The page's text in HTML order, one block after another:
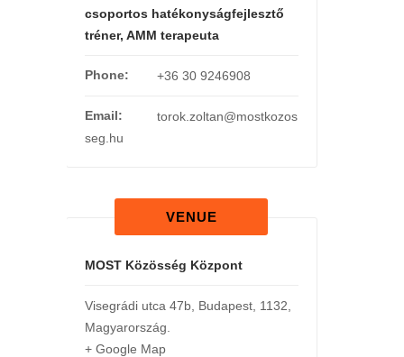
csoportos hatékonyságfejlesztő
tréner, AMM terapeuta
Phone: +36 30 9246908
Email:
torok.zoltan@mostkozos
seg.hu
VENUE
MOST Közösség Központ
Visegrádi utca 47b, Budapest, 1132
Magyarország
+ Google Map